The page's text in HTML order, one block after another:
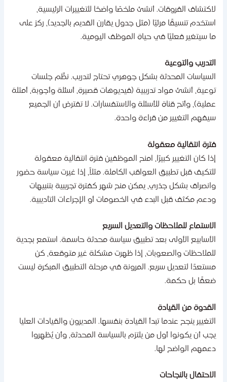
الفروقات. أنشئ ملخصًا واضحًا للتغييرات الرئيسية،
تنسيقًا مرئيًا (مثل جدول يقارن القديم بالجديد)، ركز على
سيتغير فعليًا في حياة الموظف اليومية.
والتوعية
المحدثة بشكل جوهري تحتاج لتدريب. نظّم جلسات
أنشئ مواد تدريبية (فيديوهات قصيرة، أسئلة وأجوبة، أمثلة
وأتح قناة للأسئلة والاستفسارات. لا تفترض أن الجميع
التغيير من قراءة واحدة.
انتقالية معقولة
كان التغيير كبيرًا، امنح الموظفين فترة انتقالية معقولة
قبل تطبيق العواقب الكاملة. مثلاً، إذا غيرت سياسة حضور
بشكل جذري، يمكن منح شهر كفترة تجريبية بتنبيهات
مكثف قبل البدء في الخصومات أو الإجراءات التأديبية.
للملاحظات والتعديل السريع
الأولى بعد تطبيق سياسة محدثة حاسمة. استمع بجدية
والصعوبات، إذا ظهرت مشكلة غير متوقعة، كن
لتعديل سريع. المرونة في مرحلة التطبيق المبكرة ليست
بل حكمة.
من القيادة
ينجح عندما تبدأ القيادة بنفسها. المديرون والقيادات العليا
أن يكونوا أول من يلتزم بالسياسة المحدثة، وأن يُظهروا
الواضح لها.
بالنجاحات